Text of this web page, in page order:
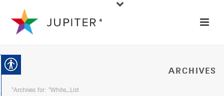
ARCHIVES
Archives for: "White_List"